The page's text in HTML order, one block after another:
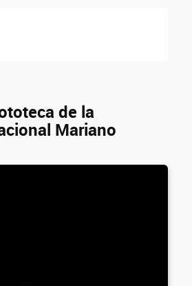
de la
Mariano